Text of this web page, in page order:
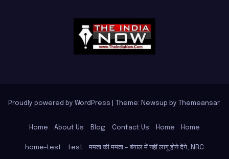
Proudly powered by WordPress Theme: Newsup by Themeansar.
Home About Us Blog Contact Us Home Home
home-test test ममता की ममता – बंगाल में नहीं लागू होने देंगे, NRC